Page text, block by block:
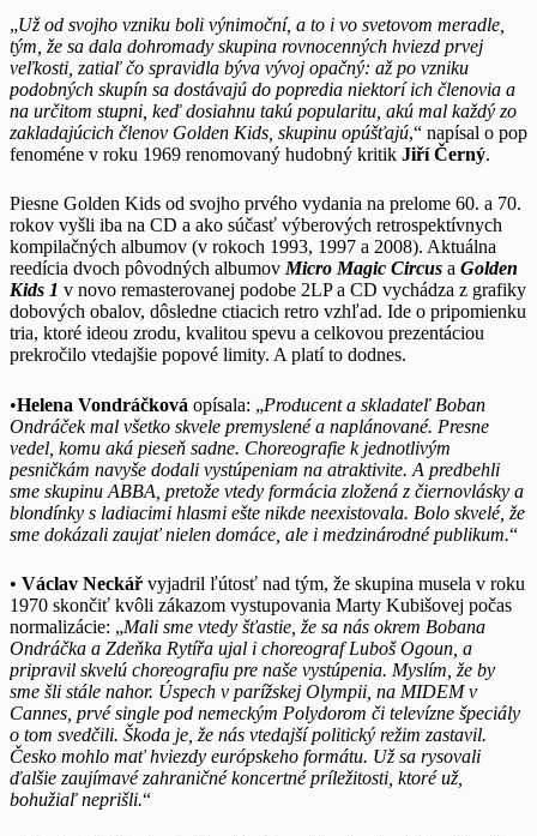
„Už od svojho vzniku boli výnimoční, a to i vo svetovom meradle,
tým, že sa dala dohromady skupina rovnocenných hviezd prvej
veľkosti, zatiaľ čo spravidla býva vývoj opačný: až po vzniku
podobných skupín sa dostávajú do popredia niektorí ich členovia a
na určitom stupni, keď dosiahnu takú popularitu, akú mal každý zo
zakladajúcich členov Golden Kids, skupinu opúšťajú,“ napísal o pop
fenoméne v roku 1969 renomovaný hudobný kritik Jiří Černý.
Piesne Golden Kids od svojho prvého vydania na prelome 60. a 70.
rokov vyšli iba na CD a ako súčasť výberových retrospektívnych
kompilačných albumov (v rokoch 1993, 1997 a 2008). Aktuálna
reedícia dvoch pôvodných albumov Micro Magic Circus a Golden
Kids 1 v novo remasterovanej podobe 2LP a CD vychádza z grafiky
dobových obalov, dôsledne ctiacich retro vzhľad. Ide o pripomienku
tria, ktoré ideou zrodu, kvalitou spevu a celkovou prezentáciou
prekročilo vtedajšie popové limity. A platí to dodnes.
•Helena Vondráčková opísala: „Producent a skladateľ Boban
Ondráček mal všetko skvele premyslené a naplánované. Presne
vedel, komu aká pieseň sadne. Choreografie k jednotlivým
pesničkám navyše dodali vystúpeniam na atraktivite. A predbehli
sme skupinu ABBA, pretože vtedy formácia zložená z čiernovlásky a
blondínky s ladiacimi hlasmi ešte nikde neexistovala. Bolo skvelé, že
sme dokázali zaujať nielen domáce, ale i medzinárodné publikum.“
• Václav Neckář vyjadril ľútosť nad tým, že skupina musela v roku
1970 skončiť kvôli zákazom vystupovania Marty Kubišovej počas
normalizácie: „Mali sme vtedy šťastie, že sa nás okrem Bobana
Ondráčka a Zdeňka Rytířa ujal i choreograf Luboš Ogoun, a
pripravil skvelú choreografiu pre naše vystúpenia. Myslím, že by
sme šli stále nahor. Úspech v parížskej Olympii, na MIDEM v
Cannes, prvé single pod nemeckým Polydorom či televízne špeciály
o tom svedčili. Škoda je, že nás vtedajší politický režim zastavil.
Česko mohlo mať hviezdy európskeho formátu. Už sa rysovali
ďalšie zaujímavé zahraničné koncertné príležitosti, ktoré už,
bohužiaľ neprišli.“